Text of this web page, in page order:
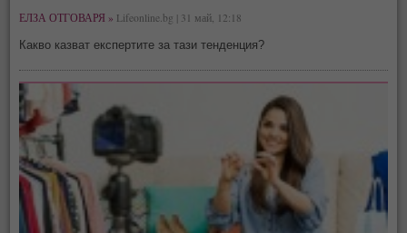
ЕЛЗА ОТГОВАРЯ » Lifeonline.bg | 31 май, 12:18
Какво казват експертите за тази тенденция?